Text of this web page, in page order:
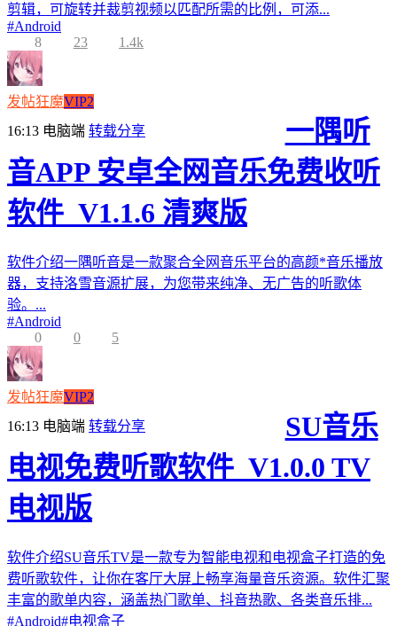
剪辑，可旋转并裁剪视频以匹配所需的比例，可添...
#Android
8
23 1.4k
发帖狂魔VIP2
16:13 电脑端 转载分享
一隅听
音APP 安卓全网音乐免费收听
软件_V1.1.6 清爽版
软件介绍一隅听音是一款聚合全网音乐平台的高颜*音乐播放
器，支持洛雪音源扩展，为您带来纯净、无广告的听歌体
验。...
#Android
0
0 5
发帖狂魔VIP2
16:13 电脑端 转载分享
SU音乐
电视免费听歌软件_V1.0.0 TV
电视版
软件介绍SU音乐TV是一款专为智能电视和电视盒子打造的免
费听歌软件，让你在客厅大屏上畅享海量音乐资源。软件汇聚
丰富的歌单内容，涵盖热门歌单、抖音热歌、各类音乐排...
#Android#电视盒子